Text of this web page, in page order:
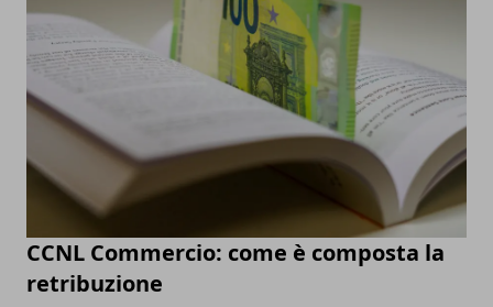
CCNL Commercio: come è composta la
retribuzione